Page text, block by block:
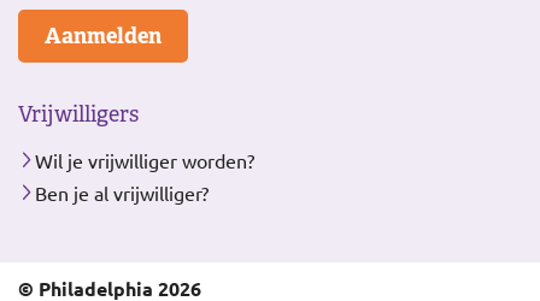
Aanmelden
Vrijwilligers
Wil je vrijwilliger worden?
Ben je al vrijwilliger?
© Philadelphia 2026